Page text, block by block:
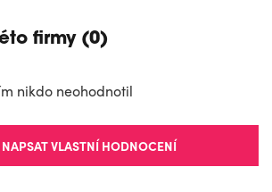
firmy (0)
nikdo neohodnotil
VLASTNÍ HODNOCENÍ